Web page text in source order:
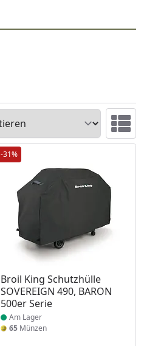
-31%
Broil King Schutzhülle
SOVEREIGN 490, BARON
500er Serie
Produkt am Lager
Am Lager
65 Münzen